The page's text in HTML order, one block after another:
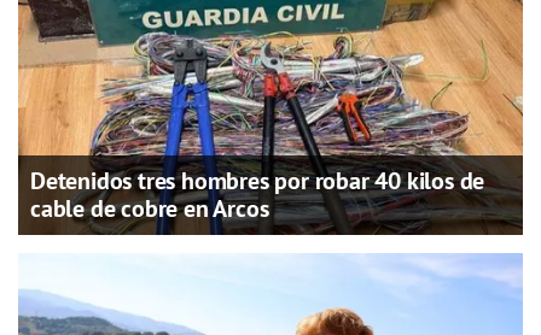
Detenidos tres hombres por robar 40 kilos de
cable de cobre en Arcos